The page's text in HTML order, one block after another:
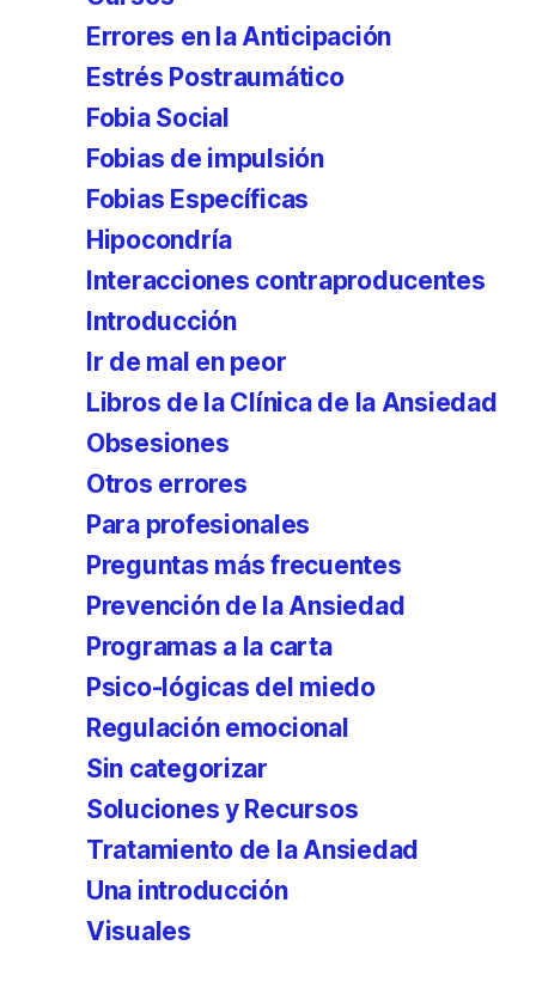
Errores en la Anticipación
Estrés Postraumático
Fobia Social
Fobias de impulsión
Fobias Específicas
Hipocondría
Interacciones contraproducentes
Introducción
Ir de mal en peor
Libros de la Clínica de la Ansiedad
Obsesiones
Otros errores
Para profesionales
Preguntas más frecuentes
Prevención de la Ansiedad
Programas a la carta
Psico-lógicas del miedo
Regulación emocional
Sin categorizar
Soluciones y Recursos
Tratamiento de la Ansiedad
Una introducción
Visuales